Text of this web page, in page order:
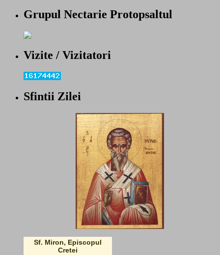
Grupul Nectarie Protopsaltul
Vizite / Vizitatori
Sfintii Zilei
Sf. Miron, Episcopul
Cretei